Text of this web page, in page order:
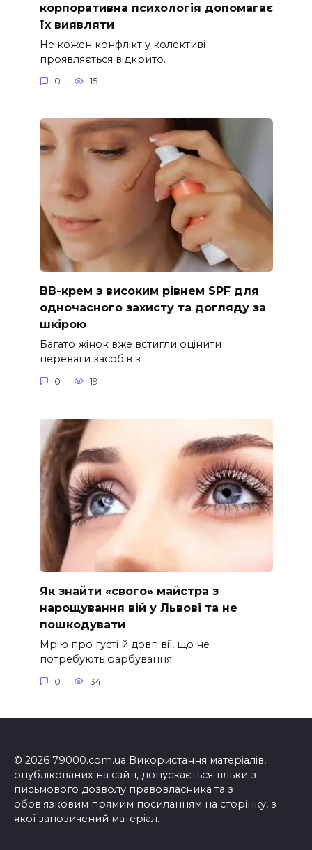
корпоративна психологія допомагає
їх виявляти
Не кожен конфлікт у колективі
проявляється відкрито.
0 15
ВВ-крем з високим рівнем SPF для
одночасного захисту та догляду за
шкірою
Багато жінок вже встигли оцінити
переваги засобів з
0 19
Як знайти «свого» майстра з
нарощування вій у Львові та не
пошкодувати
Мрію про густі й довгі вії, що не
потребують фарбування
0 34
© 2026 79000.com.ua Використання матеріалів,
опублікованих на сайті, допускається тільки з
письмового дозволу правовласника та з
обов'язковим прямим посиланням на сторінку, з
якої запозичений матеріал.